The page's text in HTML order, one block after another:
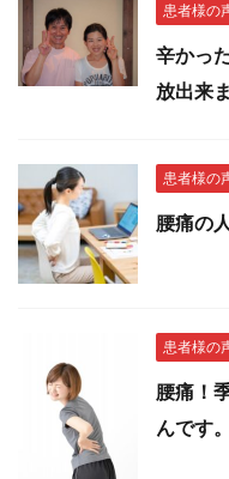
患者様の
辛かっ
放出来
患者様の
腰痛の
患者様の
腰痛！
んです。